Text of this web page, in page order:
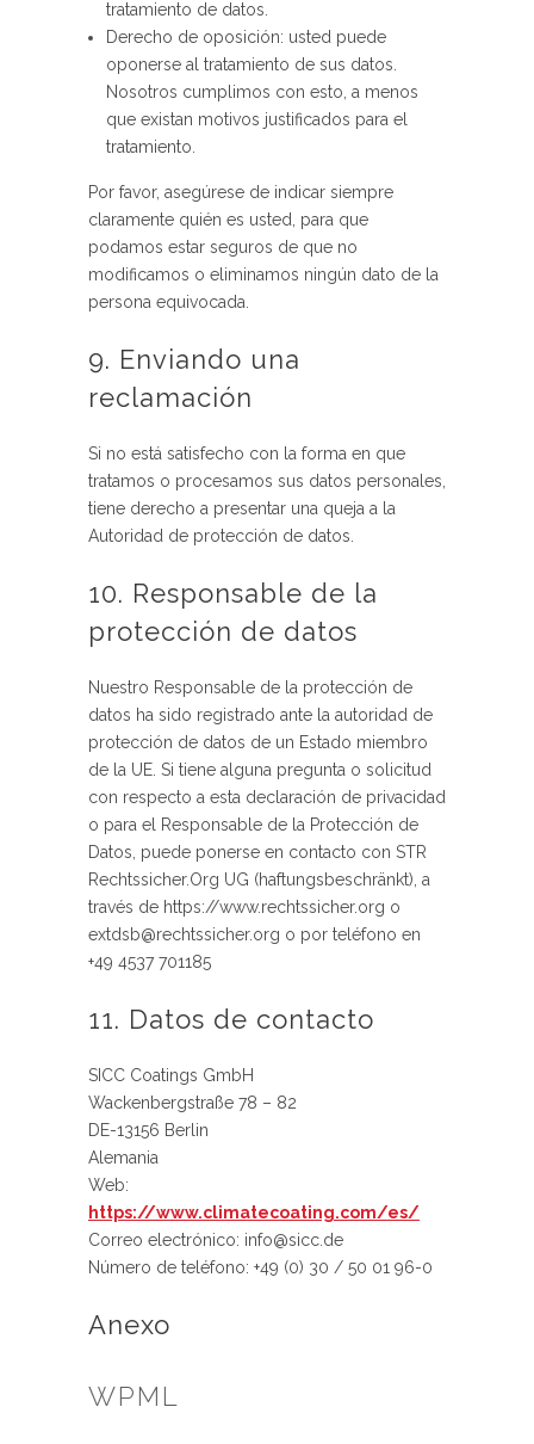
tratamiento de datos.
Derecho de oposición: usted puede
oponerse al tratamiento de sus datos.
Nosotros cumplimos con esto, a menos
que existan motivos justificados para el
tratamiento.
Por favor, asegúrese de indicar siempre
claramente quién es usted, para que
podamos estar seguros de que no
modificamos o eliminamos ningún dato de la
persona equivocada.
9. Enviando una
reclamación
Si no está satisfecho con la forma en que
tratamos o procesamos sus datos personales,
tiene derecho a presentar una queja a la
Autoridad de protección de datos.
10. Responsable de la
protección de datos
Nuestro Responsable de la protección de
datos ha sido registrado ante la autoridad de
protección de datos de un Estado miembro
de la UE. Si tiene alguna pregunta o solicitud
con respecto a esta declaración de privacidad
o para el Responsable de la Protección de
Datos, puede ponerse en contacto con STR
Rechtssicher.Org UG (haftungsbeschränkt), a
través de https://www.rechtssicher.org o
extdsb@rechtssicher.org o por teléfono en
+49 4537 701185
11. Datos de contacto
SICC Coatings GmbH
Wackenbergstraße 78 – 82
DE-13156 Berlin
Alemania
Web:
https://www.climatecoating.com/es/
Correo electrónico: info@sicc.de
Número de teléfono: +49 (0) 30 / 50 01 96-0
Anexo
WPML